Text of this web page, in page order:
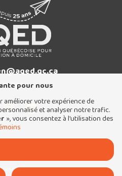
Courriel
T5334
réalisation :Nubee
cookies
pour nous
votre expérience de
et analyser notre trafic.
», vous consentez à l’utilisation des